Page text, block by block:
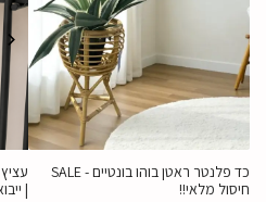
כד פלנטר ראטן בוהו בונטיים - SALE
חיסול מלאי!!
|